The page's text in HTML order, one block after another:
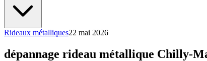
Rideaux métalliques22 mai 2026
dépannage rideau métallique Chilly-